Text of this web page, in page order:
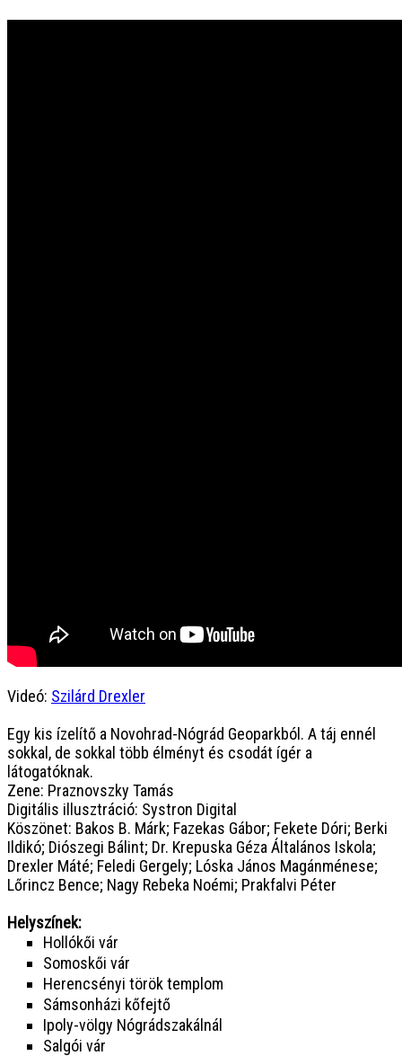
Videó: Szilárd Drexler
Egy kis ízelítő a Novohrad-Nógrád Geoparkból. A táj ennél
sokkal, de sokkal több élményt és csodát ígér a
látogatóknak.
Zene: Praznovszky Tamás
Digitális illusztráció: Systron Digital
Köszönet: Bakos B. Márk; Fazekas Gábor; Fekete Dóri; Berki
Ildikó; Diószegi Bálint; Dr. Krepuska Géza Általános Iskola;
Drexler Máté; Feledi Gergely; Lóska János Magánménese;
Lőrincz Bence; Nagy Rebeka Noémi; Prakfalvi Péter
Helyszínek:
Hollókői vár
Somoskői vár
Herencsényi török templom
Sámsonházi kőfejtő
Ipoly-völgy Nógrádszakálnál
Salgói vár